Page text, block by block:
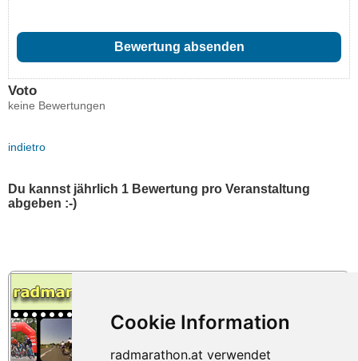
Voto
keine Bewertungen
indietro
Du kannst jährlich 1 Bewertung pro Veranstaltung
abgeben :-)